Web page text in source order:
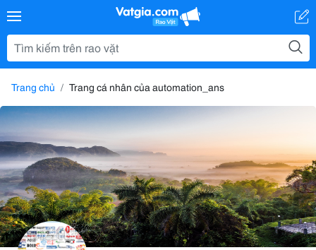
Trang chủ Trang cá nhân của automation_ans